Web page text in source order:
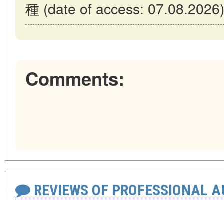
種 (date of access:
Comments:
REVIEWS OF PROFESSIONAL